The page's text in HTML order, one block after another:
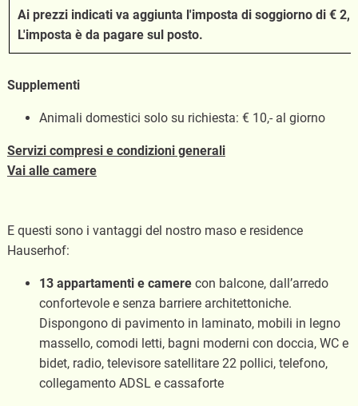
Ai prezzi indicati va aggiunta l'imposta di soggiorno di €
L'imposta è da pagare sul posto.
Supplementi
Animali domestici solo su richiesta: € 10,- al giorno
Servizi compresi e condizioni generali
Vai alle camere
E questi sono i vantaggi del nostro maso e residence
Hauserhof:
13 appartamenti e camerecon balcone, dall’arredo
confortevole e senza barriere architettoniche.
Dispongono di pavimento in laminato, mobili in legno
massello, comodi letti, bagni moderni con doccia, WC e
bidet, radio, televisore satellitare 22 pollici, telefono,
collegamento ADSL e cassaforte